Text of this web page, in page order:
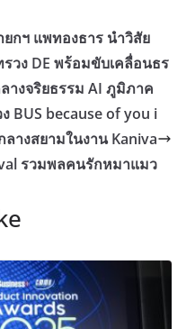
กฯ แพทองธาร นำวิสัย
วง DE พร้อมขับเคลื่อนธร
างจริยธรรม AI ภูมิภาค
BUS because of you i
างสยามในงาน Kaniva
รวมพลคนรักหมาแมว